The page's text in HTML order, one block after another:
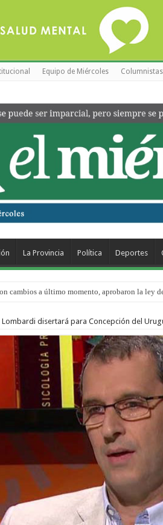
Equipo de Miércoles Columnistas
La Provincia Política Deportes
cambios a último momento, aprobaron la ley
Lombardi disertará para Concepción del